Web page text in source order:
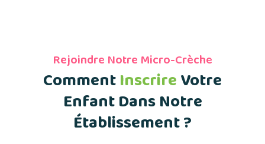
Rejoindre Notre Micro-Crèche
CommentInscrireVotre
Enfant Dans Notre
Établissement ?